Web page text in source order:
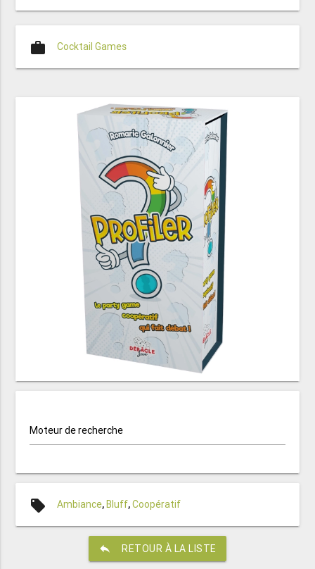
work Cocktail Games
Moteur de recherche
local_offer Ambiance, Bluff,Coopératif
reply RETOUR À LA LISTE